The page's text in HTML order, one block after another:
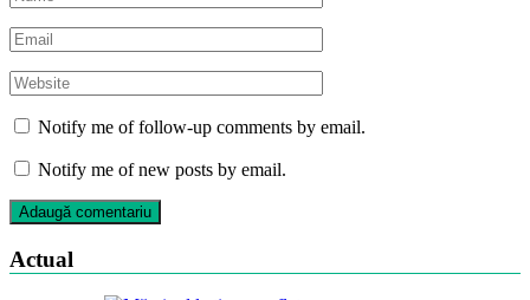
Notify me of follow-up comments by email.
Notify me of new posts by email.
Actual